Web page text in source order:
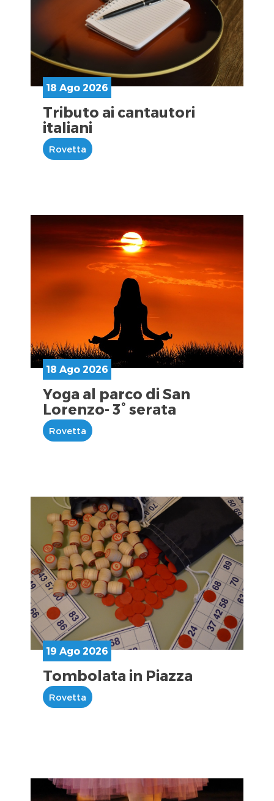
18 Ago 2026
Tributo ai cantautori
italiani
Rovetta
18 Ago 2026
Yoga al parco di San
Lorenzo- 3° serata
Rovetta
19 Ago 2026
Tombolata in Piazza
Rovetta